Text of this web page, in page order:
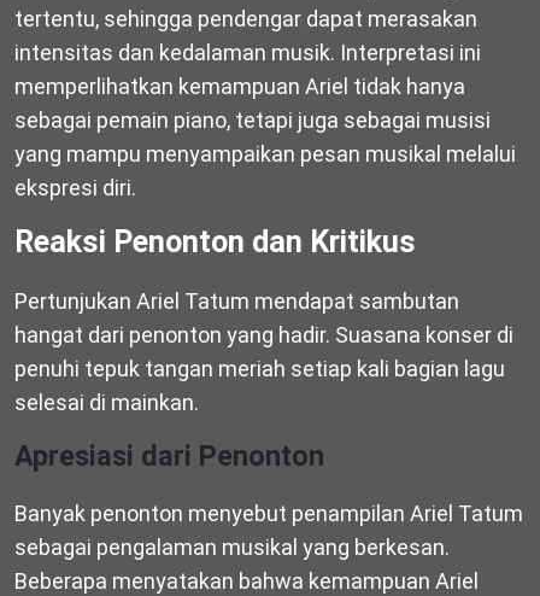
tertentu, sehingga pendengar dapat merasakan
intensitas dan kedalaman musik. Interpretasi ini
memperlihatkan kemampuan Ariel tidak hanya
sebagai pemain piano, tetapi juga sebagai musisi
yang mampu menyampaikan pesan musikal melalui
ekspresi diri.
Reaksi Penonton dan Kritikus
Pertunjukan Ariel Tatum mendapat sambutan
hangat dari penonton yang hadir. Suasana konser di
penuhi tepuk tangan meriah setiap kali bagian lagu
selesai di mainkan.
Apresiasi dari Penonton
Banyak penonton menyebut penampilan Ariel Tatum
sebagai pengalaman musikal yang berkesan.
Beberapa menyatakan bahwa kemampuan Ariel